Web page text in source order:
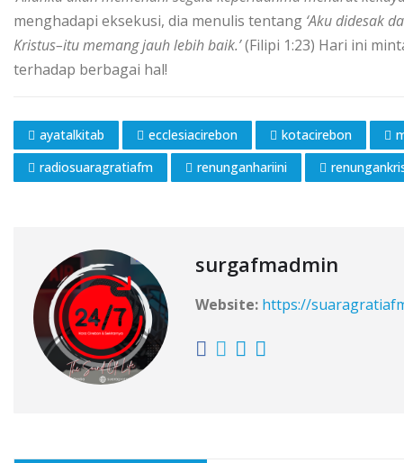
menghadapi eksekusi, dia menulis tentang ‘Aku didesak
Kristus–itu memang jauh lebih baik.’(Filipi 1:23) Hari ini
terhadap berbagai hal!
ayatalkitab ecclesiacirebon kotacirebon
radiosuaragratiafm
renunganhariini
surgafmadmin
Website: https://